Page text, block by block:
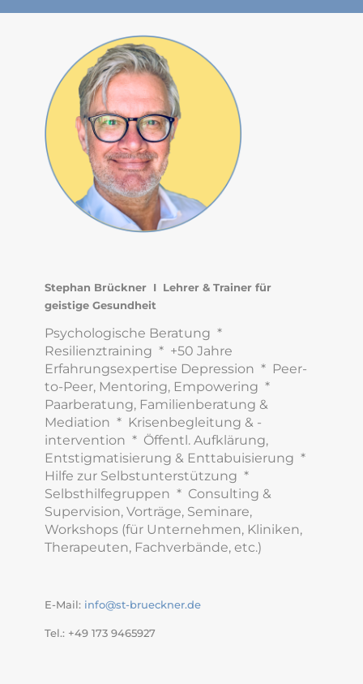
Stephan Brückner I Lehrer & Trainer für
geistige Gesundheit
Psychologische Beratung *
Resilienztraining * +50 Jahre
Erfahrungsexpertise Depression * Peer-
to-Peer, Mentoring, Empowering *
Paarberatung, Familienberatung &
Mediation * Krisenbegleitung & -
intervention * Öffentl. Aufklärung,
Entstigmatisierung & Enttabuisierung *
Hilfe zur Selbstunterstützung *
Selbsthilfegruppen * Consulting &
Supervision, Vorträge, Seminare,
Workshops (für Unternehmen, Kliniken,
Therapeuten, Fachverbände, etc.)
E-Mail: info@st-brueckner.de
Tel.: +49 173 9465927